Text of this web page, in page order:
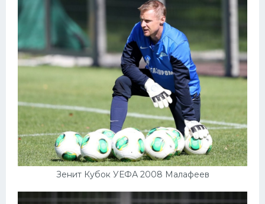
Зенит Кубок УЕФА 2008 Малафеев